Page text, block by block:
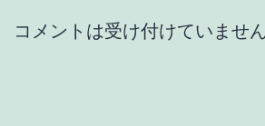
コメントは受け付けていません